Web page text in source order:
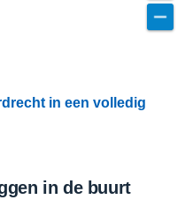
in een volledig
in de buurt